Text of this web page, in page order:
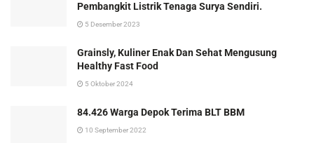
Pembangkit Listrik Tenaga Surya Sendiri.
5 Desember 2023
Grainsly, Kuliner Enak Dan Sehat Mengusung
Healthy Fast Food
5 Oktober 2024
84.426 Warga Depok Terima BLT BBM
10 September 2022